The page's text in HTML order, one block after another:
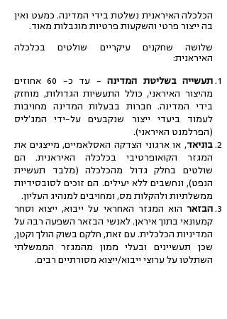
הכלכלה האיראנית נשלטת בידי המדינה. כמעט ואין
בה ייצור פרטי והשקעות פרטיות מוגבלות מאוד.
שלושה שחקנים עיקריים שולטים בכלכלה
האיראנית:
תעשייה בשליטת המדינה
– עד כ- 60 אחוזים
מהיצור האיראני, כולל התעשיות הגדולות, מוחזק
בידי המדינה. חברות בבעלות המדינה מחויבות
לעמוד ביעדי ייצור שנקבעים על-ידי המג'ליס
(הפרלמנט האיראני).
בוניאד, או ארגוני הצדקה האסלאמיים, מייצגים את
המגזר הקואופרטיבי בכלכלה האיראנית. הם
שולטים בחלק גדול מהכלכלה (מלבד תעשיית
הנפט), ונחשבים ללא יעילים. הם זוכים לסובסידיות
ממשלתיות ולהקלות מס, ומחויבים למנהיג העליון.
הבזאר הוא המגזר האחראי על ייבוא, ייצוא וסחר
קמעונאי בתוך איראן. לאנשי הבזאר השפעה רבה על
המדיניות הכלכלית. עם זאת, חלקם בשוק הולך וקטן,
שכן תעשיינים ובעלי ממון מהמגזר הממשלתי
השתלטו על ערוצי ייבוא/ייצוא מסורתיים רבים.